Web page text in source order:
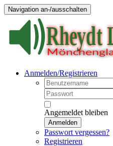
Navigation an-/ausschalten
Anmelden/Registrieren
Angemeldet bleiben
Anmelden
Passwort vergessen?
Registrieren